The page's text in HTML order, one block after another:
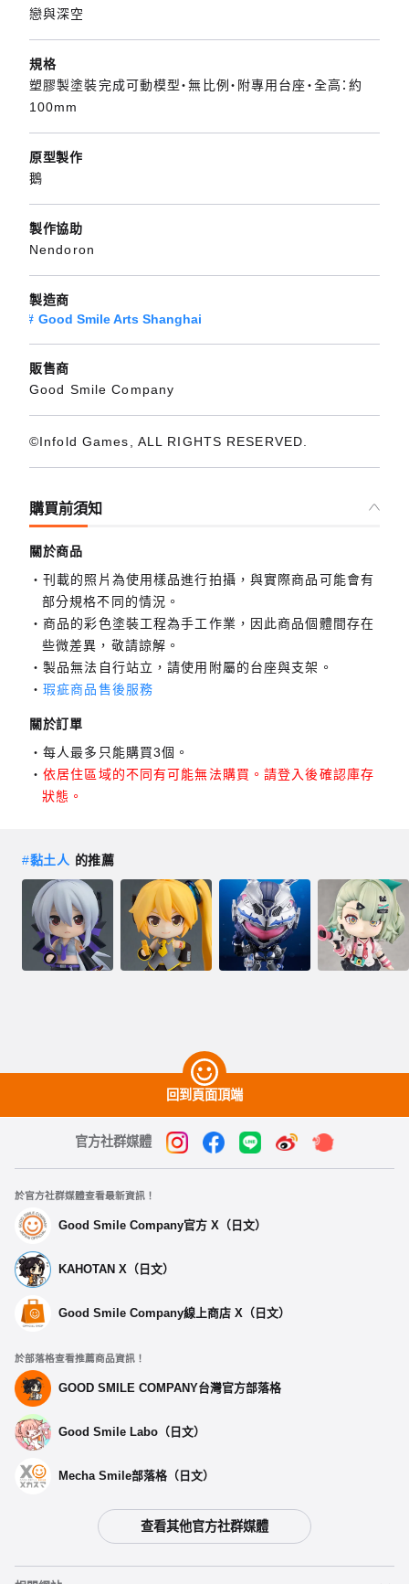
戀與深空
規格
塑膠製塗裝完成可動模型・無比例・附專用台座・全高：約
100mm
原型製作
鵝
製作協助
Nendoron
製造商
Good Smile Arts Shanghai
販售商
Good Smile Company
©Infold Games, ALL RIGHTS RESERVED.
購買前須知
關於商品
刊載的照片為使用樣品進行拍攝，與實際商品可能會有
部分規格不同的情況。
商品的彩色塗裝工程為手工作業，因此商品個體間存在
些微差異，敬請諒解。
製品無法自行站立，請使用附屬的台座與支架。
瑕疵商品售後服務
關於訂單
每人最多只能購買3個。
依居住區域的不同有可能無法購買。請登入後確認庫存
狀態。
#黏土人 的推薦
回到頁面頂端
官方社群媒體
於官方社群媒體查看最新資訊！
Good Smile Company官方 X（日文）
KAHOTAN X（日文）
Good Smile Company線上商店 X（日文）
於部落格查看推薦商品資訊！
GOOD SMILE COMPANY台灣官方部落格
Good Smile Labo（日文）
Mecha Smile部落格（日文）
查看其他官方社群媒體